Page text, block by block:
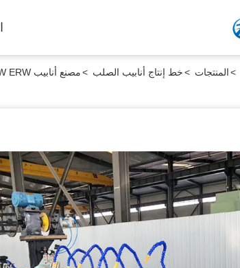
>المنتجات >خط إنتاج أنابيب الصلب >مصنع أنابيب HG20 100KW ERW للأنابيب الصلبة للبناء